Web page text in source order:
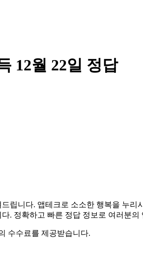
12월 22일 정답
립니다. 앱테크로 소소한 행복을 누
. 정확하고 빠른 정답 정보로 여러분
수수료를 제공받습니다.